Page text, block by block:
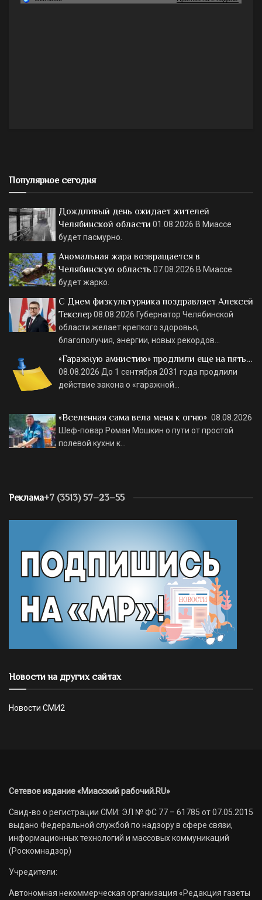
Популярное сегодня
Дождливый день ожидает жителей
Челябинской области 01.08.2026 В Миассе
будет пасмурно.
Аномальная жара возвращается в
Челябинскую область 07.08.2026 В Миассе
будет жарко.
С Днем физкультурника поздравляет Алексей
Текслер08.08.2026 Губернатор Челябинской
области желает крепкого здоровья,
благополучия, энергии, новых рекордов…
«Гаражную амнистию» продлили еще на пять…
08.08.2026 До 1 сентября 2031 года продлили
действие закона о «гаражной…
«Вселенная сама вела меня к огню» 08.08.2026
Шеф-повар Роман Мошкин о пути от простой
полевой кухни к…
Реклама+7 (3513) 57–23–55
Новости на других сайтах
Новости СМИ2
Сетевое издание «Миасский рабочий.RU»
Свид-во о регистрации СМИ: ЭЛ № ФС 77 – 61785 от 07.05.2015
выдано Федеральной службой по надзору в сфере связи,
информационных технологий и массовых коммуникаций
(Роскомнадзор)
Учредители:
Автономная некоммерческая организация «Редакция газеты